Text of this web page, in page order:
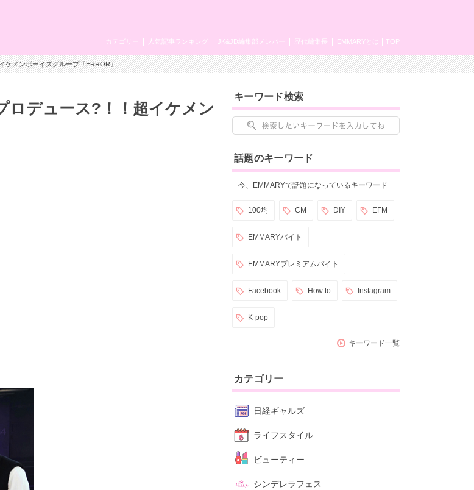
TOP
EMMARYとは
歴代編集長
JK&JD編集部メンバー
人気記事ランキング
カテゴリー
ケメンボーイズグループ『ERROR』
ロデュース?！！超イケメン
キーワード検索
話題のキーワード
今、EMMARYで話題になっているキーワード
100均 CM DIY EFM
EMMARYバイト
EMMARYプレミアムバイト
Facebook How to Instagram
K-pop
キーワード一覧
カテゴリー
日経ギャルズ
ライフスタイル
ビューティー
シンデレラフェス